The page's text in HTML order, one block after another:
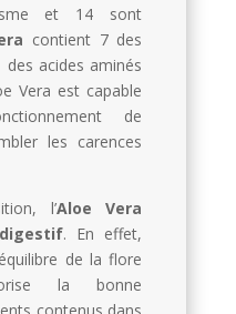
et 14 sont
contient 7 des
des acides aminés
Vera est capable
de
les carences
l’Aloe Vera
. En effet,
de la flore
la bonne